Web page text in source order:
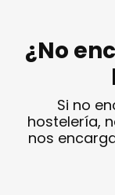
¿No
Si no
hostelería,
nos